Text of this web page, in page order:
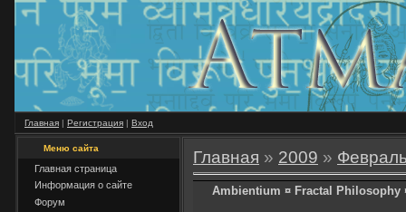
Главная | Регистрация | Вход
Меню сайта
Главная страница
Информация о сайте
Форум
Главная » 2009 »
Ambientium ¤ Fractal Philosophy